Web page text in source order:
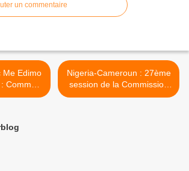
un commentaire
Comment
en
Nigeria-Cameroun : 27ème
session de la Commission
Mixte pour la mise en route